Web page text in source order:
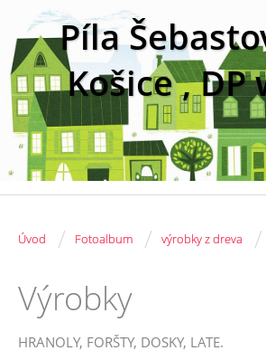
Píla
Košice , DP
Úvod / Fotoalbum / výrobky z dreva /
Výrobky
HRANOLY, FORŠTY, DOSKY, LATE.